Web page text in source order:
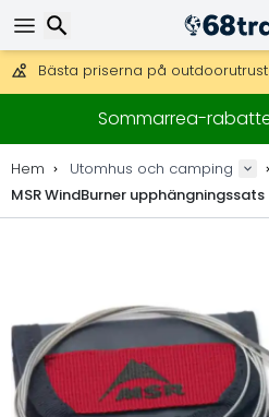
DHL Express över natten är också
30 dagar för retur, 90 dagar
Bästa priserna på
Sommarrea-
Hem Utomhus och camping
MSR WindBurner upphängningssats